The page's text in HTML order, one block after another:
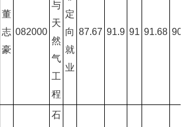
董
志
豪
082000
与
天
然
气
工
程
定
向
就
业
87.67 91.9 91 91.68
石